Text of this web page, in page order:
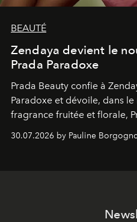
BEAUTÉ
Zendaya devient le
Prada Paradoxe
Prada Beauty confie à
Paradoxe et dévoile, dans
fragrance fruitée et florale,
Chemistry Eau de Parfum.
30.07.2026 by Pauline